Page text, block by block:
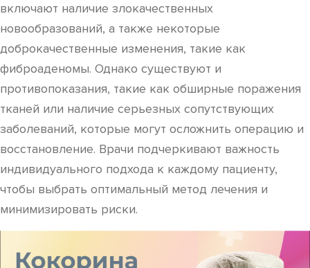
включают наличие злокачественных
новообразований, а также некоторые
доброкачественные изменения, такие как
фиброаденомы. Однако существуют и
противопоказания, такие как обширные поражения
тканей или наличие серьезных сопутствующих
заболеваний, которые могут осложнить операцию и
восстановление. Врачи подчеркивают важность
индивидуального подхода к каждому пациенту,
чтобы выбрать оптимальный метод лечения и
минимизировать риски.